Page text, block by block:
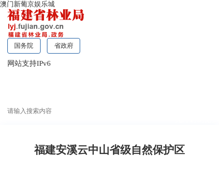
澳门新葡京娱乐城
国务院 省政府
网站支持IPv6
福建安溪云中山省级自然保护区